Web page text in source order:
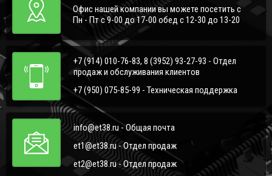
Офис нашей компании вы можете посетить с
Пн - Пт с 9-00 до 17-00 обед с 12-30 до 13-20
+7 (914) 010-76-83, 8 (3952) 93-27-93 - Отдел
продаж и обслуживания клиентов
+7 (950) 075-85-99 - Техническая поддержка
info@et38.ru - Общая почта
et1@et38.ru - Отдел продаж
et2@et38.ru - Отдел продаж